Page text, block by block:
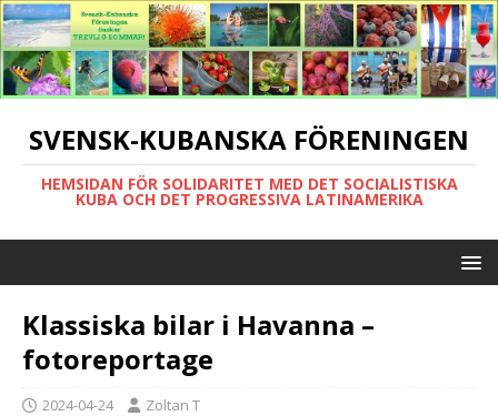
SVENSK-KUBANSKA FÖRENINGEN
HEMSIDAN FÖR SOLIDARITET MED DET SOCIALISTISKA
KUBA OCH DET PROGRESSIVA LATINAMERIKA
Klassiska bilar i Havanna –
fotoreportage
2024-04-24 Zoltan T